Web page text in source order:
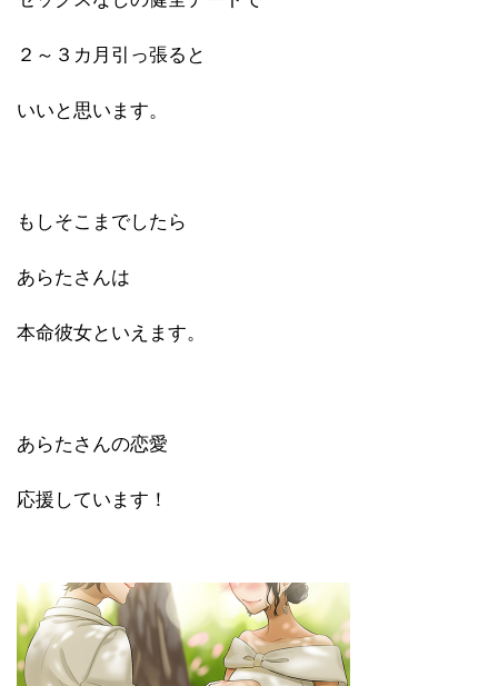
２～３カ月引っ張ると
いいと思います。
もしそこまでしたら
あらたさんは
本命彼女といえます。
あらたさんの恋愛
応援しています！